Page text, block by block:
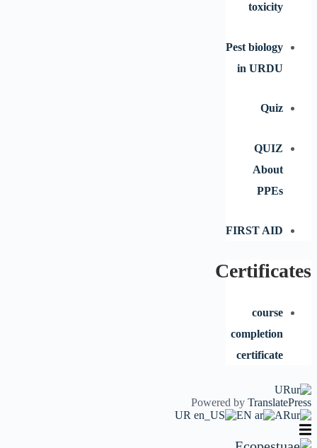
toxicity
Pest biology
in URDU
Quiz
QUIZ
About
PPEs
FIRST AID
Certificates
course
completion
certificate
UR
Powered by TranslatePress
UR
EN AR